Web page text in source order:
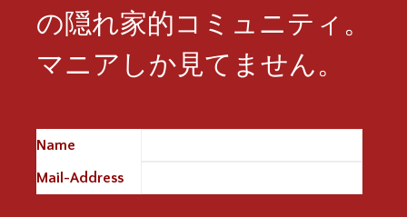
の隠れ家的コミュニティ。
マニアしか見てません。
Name
Mail-Address